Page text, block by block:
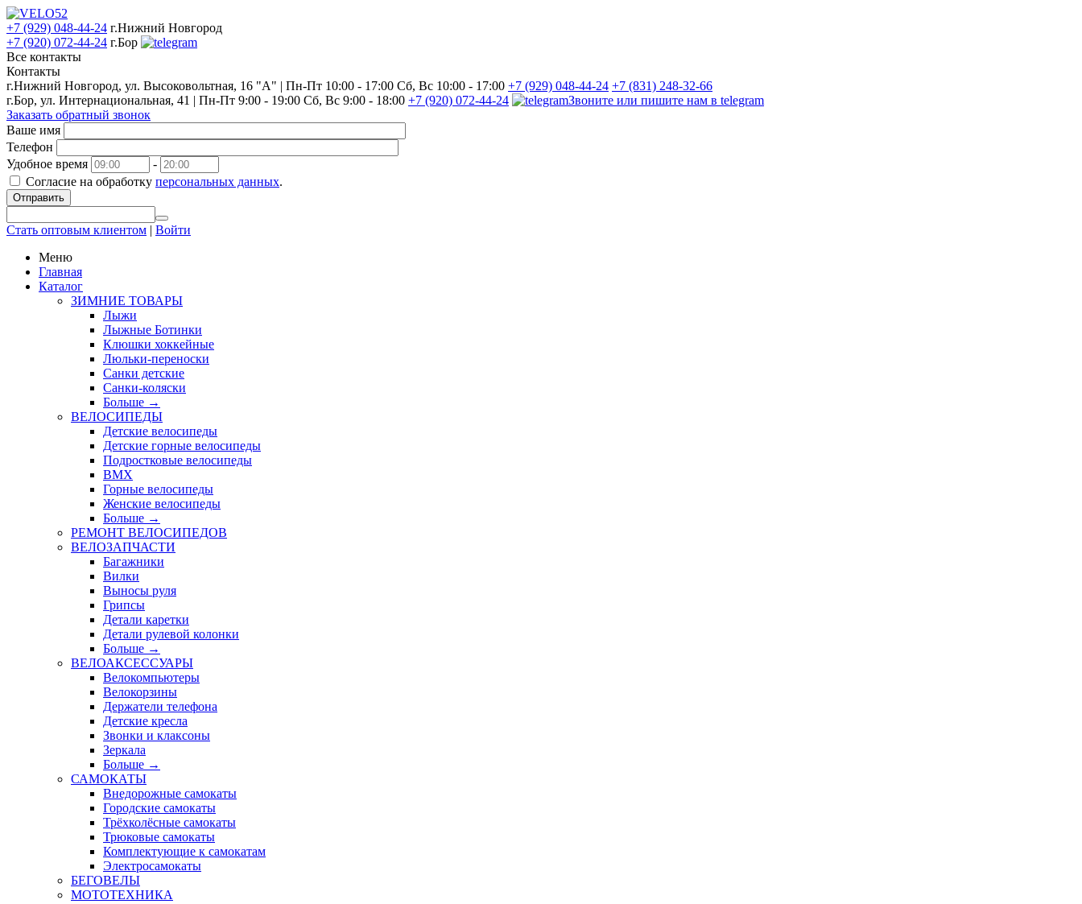
+7 (929) 048-44-24 г.Нижний Новгород
+7 (920) 072-44-24 г.Бор
Все контакты
Контакты
г.Нижний Новгород, ул. Высоковольтная, 16 "А" | Пн-Пт 10:00 - 17:00 Сб, Вс 10:00 - 17:00 +7 (929) 048-44-24 +7 (831) 248-32-66
г.Бор, ул. Интернациональная, 41 | Пн-Пт 9:00 - 19:00 Сб, Вс 9:00 - 18:00 +7 (920) 072-44-24
Звоните или пишите нам в telegram
Заказать обратный звонок
Ваше имя
Телефон
Удобное время
-
Согласие на обработку персональных данных.
Отправить
Стать оптовым клиентом | Войти
Меню
Главная
Каталог
ЗИМНИЕ ТОВАРЫ
Лыжи
Лыжные Ботинки
Клюшки хоккейные
Люльки-переноски
Санки детские
Санки-коляски
Больше →
ВЕЛОСИПЕДЫ
Детские велосипеды
Детские горные велосипеды
Подростковые велосипеды
BMX
Горные велосипеды
Женские велосипеды
Больше →
РЕМОНТ ВЕЛОСИПЕДОВ
ВЕЛОЗАПЧАСТИ
Багажники
Вилки
Выносы руля
Грипсы
Детали каретки
Детали рулевой колонки
Больше →
ВЕЛОАКСЕССУАРЫ
Велокомпьютеры
Велокорзины
Держатели телефона
Детские кресла
Звонки и клаксоны
Зеркала
Больше →
САМОКАТЫ
Внедорожные самокаты
Городские самокаты
Трёхколёсные самокаты
Трюковые самокаты
Комплектующие к самокатам
Электросамокаты
БЕГОВЕЛЫ
МОТОТЕХНИКА